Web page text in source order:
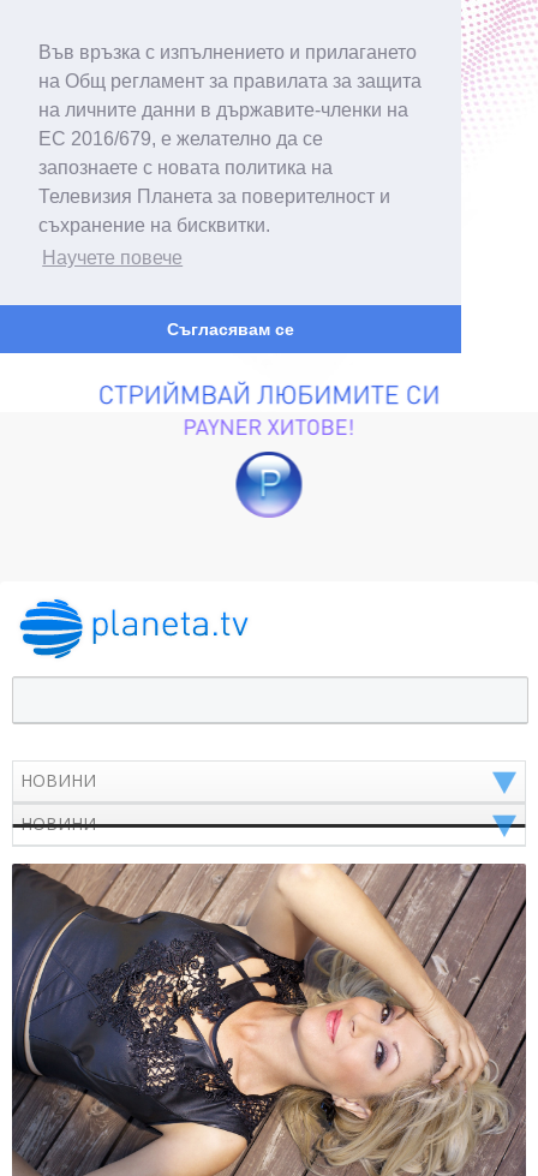
Във връзка с изпълнението и прилагането
на Общ регламент за правилата за защита
на личните данни в държавите-членки на
ЕС 2016/679, е желателно да се
запознаете с новата политика на
Телевизия Планета за поверителност и
съхранение на бисквитки.
Научете повече
Съгласявам се